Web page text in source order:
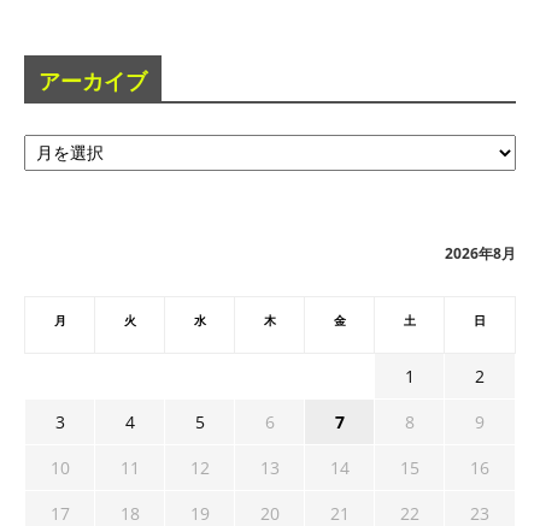
アーカイブ
ア
ー
2026年8月
月 火 水 木 金 土 日
1
2
3
4 5 6 7 8
9
10
11 12 13 14 15
16
17
18 19 20 21 22
23